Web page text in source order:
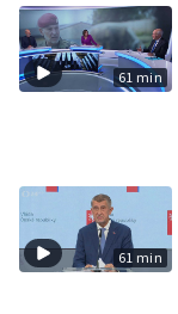
61 min
61 min